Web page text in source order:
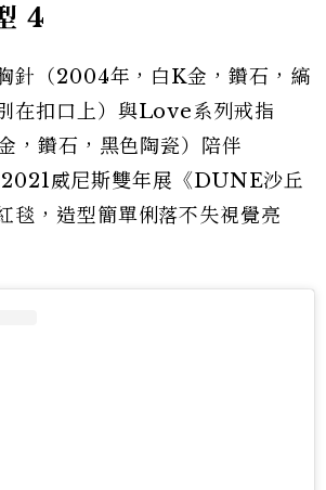
4
針（2004年，白K金，鑽石，縞
在扣口上）與Love系列戒指
，鑽石，黑色陶瓷）陪伴
威尼斯雙年展《DUNE沙丘
毯，造型簡單俐落不失視覺亮